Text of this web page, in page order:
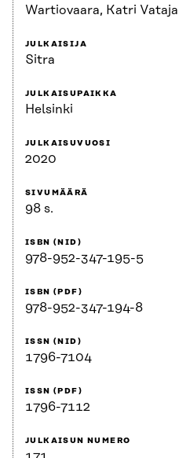
Wartiovaara, Katri
JULKAISIJA
Sitra
JULKAISUPAIKKA
Helsinki
JULKAISUVUOSI
2020
SIVUMÄÄRÄ
98 s.
ISBN (NID)
978-952-347-195-5
ISBN (PDF)
978-952-347-194-8
ISSN (NID)
1796-7104
ISSN (PDF)
1796-7112
JULKAISUN NUMERO